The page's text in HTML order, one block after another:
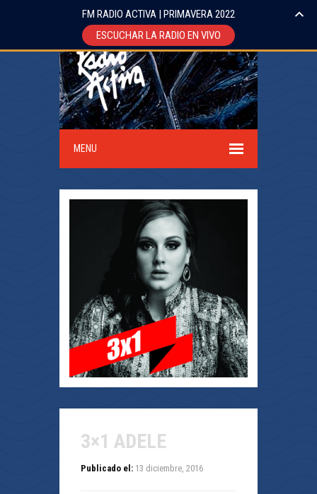
MENU
3×1 ADELE
Publicado el: 13 diciembre, 2016
FM RADIO ACTIVA | PRIMAVERA 2022
ESCUCHAR LA RADIO EN VIVO